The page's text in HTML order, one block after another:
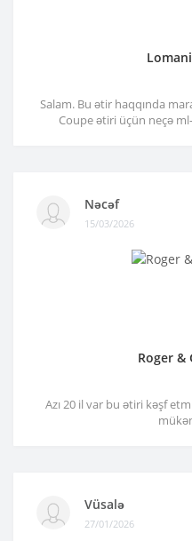
Salam. Bu ətir haqqında
Coupe ətiri üçün neçə ml-
Nəcəf
15/03/2026
Roger &
Azı 20 il var bu ətiri kəşf
Vüsalə
27/01/2026